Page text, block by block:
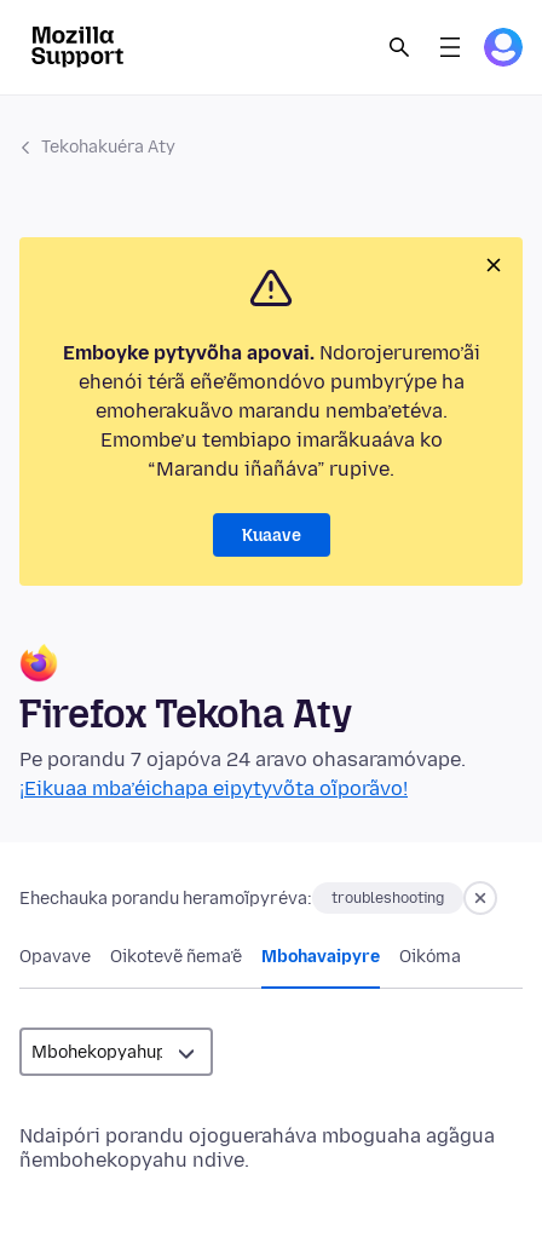
Tekohakuéra Aty
Emboyke pytyvõha apovai.Ndorojeruremo’ãi
ehenói térã eñe’ẽmondóvo pumbyrýpe ha
emoherakuãvo marandu nemba’etéva.
Emombe’u tembiapo imarãkuaáva ko
“Marandu iñañáva” rupive.
Kuaave
Firefox Tekoha Aty
Pe porandu 7 ojapóva 24 aravo ohasaramóvape.
¡Eikuaa mba’éichapa eipytyvõta oĩporãvo!
Ehechauka porandu heramoĩpyréva: troubleshooting
Opavave Oikotevẽ ñema’ẽ Mbohavaipyre Oikóma
Ndaipóri porandu ojogueraháva mboguaha ag̃agua
ñembohekopyahu ndive.